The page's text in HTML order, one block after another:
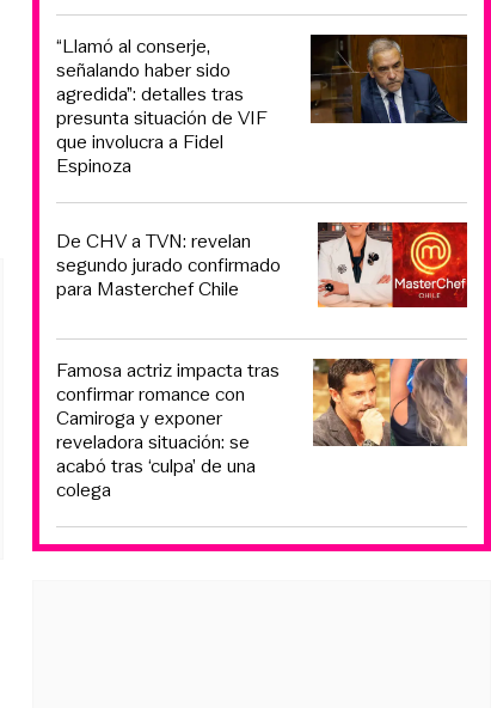
“Llamó al conserje,
señalando haber sido
agredida”: detalles tras
presunta situación de VIF
que involucra a Fidel
Espinoza
De CHV a TVN: revelan
segundo jurado confirmado
para Masterchef Chile
Famosa actriz impacta tras
confirmar romance con
Camiroga y exponer
reveladora situación: se
acabó tras ‘culpa’ de una
colega